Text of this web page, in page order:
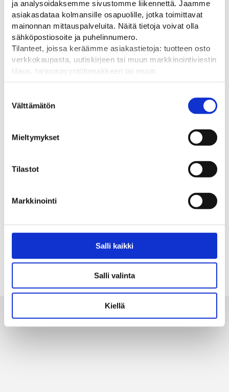
ja analysoidaksemme sivustomme liikennettä. Jaamme
asiakasdataa kolmansille osapuolille, jotka toimittavat
mainonnan mittauspalveluita. Näitä tietoja voivat olla
sähköpostiosoite ja puhelinnumero.
Tilanteet, joissa keräämme asiakastietoja: tuotteen osto
verkkokaupasta, uutiskirjeen tai muun markkinointiviestin
tilaus, tarjouspyyntölomakkeen tai muun
yhteydenottolomakkeen lähettäminen, käyttäjätilin
pyydetään erillinen suostumus tiedon käyttämiseen
markkinoinnissa. Hyväksymällä mainontaevästeet,
hyväksyt asiakasdatan jakamisen kolmansille osapuolille
mainonnan mittaamista varten.
valinta
Välttämätön
Mieltymykset
Tilastot
Markkinointi
Salli kaikki
Salli valinta
Kiellä
3500
Tutustu myös
Raskassuoja 3,0 m
RAKE teräsaita pyöreillä
Teräsaita pyöreillä
yläkulmilla ja
kulmavahvikkeilla
57,00€
Alan parhaat merkit